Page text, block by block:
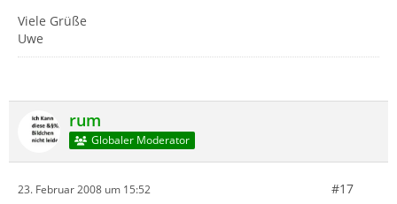
Viele Grüße
Uwe
rum
Globaler Moderator
23. Februar 2008 um 15:52 #17